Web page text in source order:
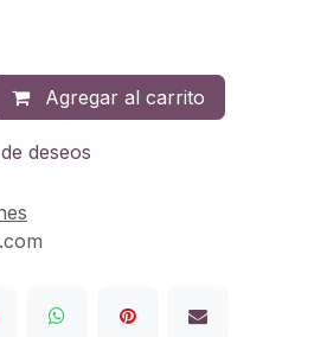
Agregar al carrito
deseos